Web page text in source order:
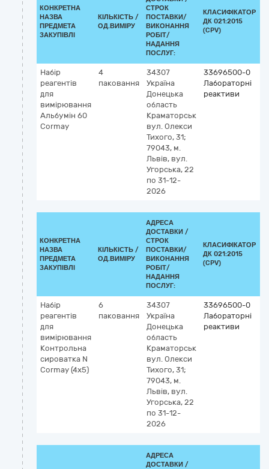
КОНКРЕТНА
НАЗВА
ПРЕДМЕТА
ЗАКУПІВЛІ
КІЛЬКІСТЬ /
ОД.ВИМІРУ
СТРОК
ПОСТАВКИ/
ВИКОНАННЯ
РОБІТ/
НАДАННЯ
ПОСЛУГ:
КЛАСИФІКАТОР
ДК 021:2015
(CPV)
Набір
реагентів
для
вимірювання
Альбумiн 60
Cormаy
4
паковання
34307
Україна
Донецька
область
Краматорськ
вул. Олекси
Тихого, 31;
79043, м.
Львів, вул.
Угорська, 22
по 31-12-
2026
33696500-0
Лабораторні
реактиви
КОНКРЕТНА
НАЗВА
ПРЕДМЕТА
ЗАКУПІВЛІ
КІЛЬКІСТЬ /
ОД.ВИМІРУ
АДРЕСА
ДОСТАВКИ /
СТРОК
ПОСТАВКИ/
ВИКОНАННЯ
РОБІТ/
НАДАННЯ
ПОСЛУГ:
КЛАСИФІКАТОР
ДК 021:2015
(CPV)
Набір
реагентів
для
вимірювання
Контрольна
сироватка N
Cormay (4х5)
6
паковання
34307
Україна
Донецька
область
Краматорськ
вул. Олекси
Тихого, 31;
79043, м.
Львів, вул.
Угорська, 22
по 31-12-
2026
33696500-0
Лабораторні
реактиви
АДРЕСА
ДОСТАВКИ /